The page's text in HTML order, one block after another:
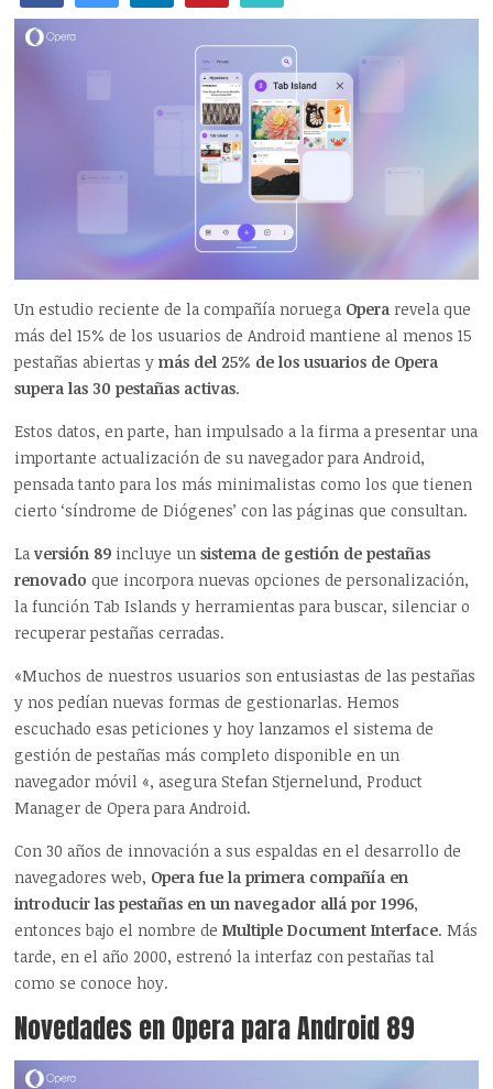
Un estudio reciente de la compañía noruega Opera revela que
más del 15% de los usuarios de Android mantiene al menos 15
pestañas abiertas ymás del 25% de los usuarios de Opera
supera las 30 pestañas activas.
Estos datos, en parte, han impulsado a la firma a presentar una
importante actualización de su navegador para Android,
pensada tanto para los más minimalistas como los que tienen
cierto ‘síndrome de Diógenes’ con las páginas que consultan.
Laversión 89 incluye unsistema de gestión de pestañas
renovado que incorpora nuevas opciones de personalización,
la función Tab Islands y herramientas para buscar, silenciar o
recuperar pestañas cerradas.
«Muchos de nuestros usuarios son entusiastas de las pestañas
y nos pedían nuevas formas de gestionarlas. Hemos
escuchado esas peticiones y hoy lanzamos el sistema de
gestión de pestañas más completo disponible en un
navegador móvil «, asegura Stefan Stjernelund, Product
Manager de Opera para Android.
Con 30 años de innovación a sus espaldas en el desarrollo de
navegadores web, Opera fue la primera compañía en
introducir las pestañas en un navegador allá por 1996,
entonces bajo el nombre deMultiple Document Interface. Más
tarde, en el año 2000, estrenó la interfaz con pestañas tal
como se conoce hoy.
Novedades en Opera para Android 89